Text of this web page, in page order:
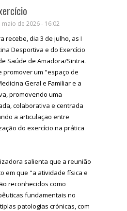
de 2026 - 16:02
recebe, dia 3 de julho, as I
Desportiva e do Exercício
Saúde de Amadora/Sintra.
promover um "espaço de
Geral e Familiar e a
promovendo uma
colaborativa e centrada
a articulação entre
do exercício na prática
salienta que a reunião
em que "a atividade física e
reconhecidos como
fundamentais no
patologias crónicas, com